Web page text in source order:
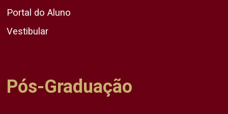
Portal do Aluno
Vestibular
Pós-Graduação